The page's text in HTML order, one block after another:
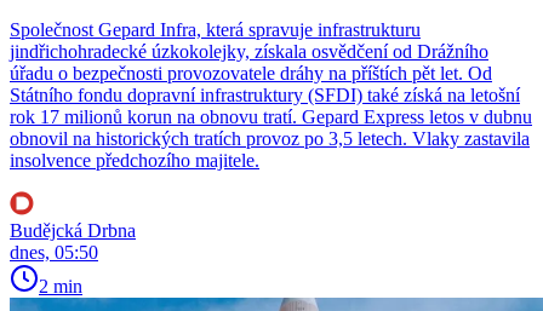
Společnost Gepard Infra, která spravuje infrastrukturu
jindřichohradecké úzkokolejky, získala osvědčení od Drážního
úřadu o bezpečnosti provozovatele dráhy na příštích pět let. Od
Státního fondu dopravní infrastruktury (SFDI) také získá na letošní
rok 17 milionů korun na obnovu tratí. Gepard Express letos v dubnu
obnovil na historických tratích provoz po 3,5 letech. Vlaky zastavila
insolvence předchozího majitele.
Budějcká Drbna
dnes, 05:50
2 min